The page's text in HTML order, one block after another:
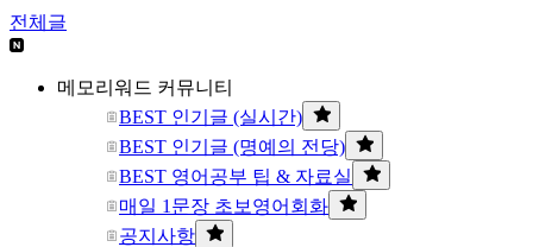
전체글
메모리워드 커뮤니티
BEST 인기글 (실시간)
BEST 인기글 (명예의 전당)
BEST 영어공부 팁 & 자료실
매일 1문장 초보영어회화
공지사항